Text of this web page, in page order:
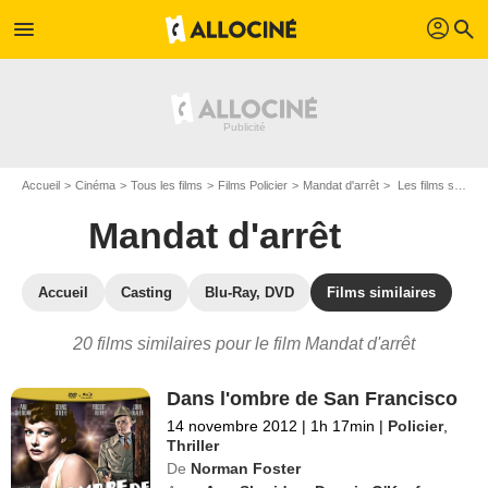
menu profil search
Accueil Cinéma Tous les films Films Policier Mandat d'arrêt Les films similaires à "Mandat d'arrêt"
Mandat d'arrêt
Accueil Casting Blu-Ray, DVD Films similaires
20 films similaires pour le film Mandat d'arrêt
Dans l'ombre de San Francisco
14 novembre 2012 | 1h 17min | Policier,
Thriller
De Norman Foster